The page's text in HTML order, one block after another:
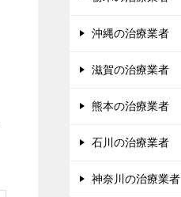
沖縄の治療業者
滋賀の治療業者
熊本の治療業者
石川の治療業者
神奈川の治療業者